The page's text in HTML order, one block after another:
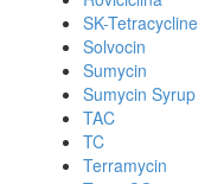
SK-Tetracycline
Solvocin
Sumycin
Sumycin Syrup
TAC
TC
Terramycin